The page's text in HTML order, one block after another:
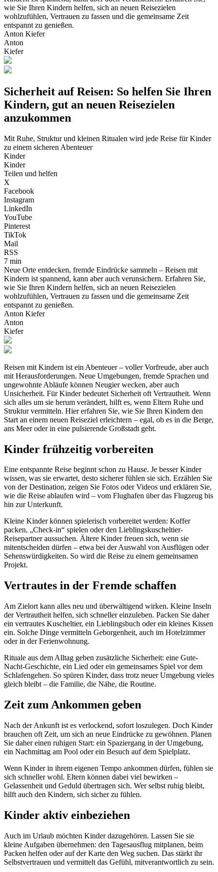
wie Sie Ihren Kindern helfen, sich an neuen Reisezielen
wohlzufühlen, Vertrauen zu fassen und die gemeinsame Zeit
entspannt zu genießen.
Anton Kiefer
Anton
Kiefer
Sicherheit auf Reisen: So helfen Sie Ihren
Kindern, gut an neuen Reisezielen
anzukommen
Mit Ruhe, Struktur und kleinen Ritualen wird jede Reise für Kinder
zu einem sicheren Abenteuer
Kinder
Kinder
Teilen und helfen
X
Facebook
Instagram
LinkedIn
YouTube
Pinterest
TikTok
Mail
RSS
7 min
Neue Orte entdecken, fremde Eindrücke sammeln – Reisen mit
Kindern ist spannend, kann aber auch verunsichern. Erfahren Sie,
wie Sie Ihren Kindern helfen, sich an neuen Reisezielen
wohlzufühlen, Vertrauen zu fassen und die gemeinsame Zeit
entspannt zu genießen.
Anton Kiefer
Anton
Kiefer
Reisen mit Kindern ist ein Abenteuer – voller Vorfreude, aber auch
mit Herausforderungen. Neue Umgebungen, fremde Sprachen und
ungewohnte Abläufe können Neugier wecken, aber auch
Unsicherheit. Für Kinder bedeutet Sicherheit oft Vertrautheit. Wenn
sich alles um sie herum verändert, hilft es, wenn Eltern Ruhe und
Struktur vermitteln. Hier erfahren Sie, wie Sie Ihren Kindern den
Start an einem neuen Reiseziel erleichtern – egal, ob es in die Berge,
ans Meer oder in eine pulsierende Großstadt geht.
Kinder frühzeitig vorbereiten
Eine entspannte Reise beginnt schon zu Hause. Je besser Kinder
wissen, was sie erwartet, desto sicherer fühlen sie sich. Erzählen Sie
von der Destination, zeigen Sie Fotos oder Videos und erklären Sie,
wie die Reise ablaufen wird – vom Flughafen über das Flugzeug bis
hin zur Unterkunft.
Kleine Kinder können spielerisch vorbereitet werden: Koffer
packen, „Check-in“ spielen oder den Lieblingskuscheltier-
Reisepartner aussuchen. Ältere Kinder freuen sich, wenn sie
mitentscheiden dürfen – etwa bei der Auswahl von Ausflügen oder
Sehenswürdigkeiten. So wird die Reise zu einem gemeinsamen
Projekt.
Vertrautes in der Fremde schaffen
Am Zielort kann alles neu und überwältigend wirken. Kleine Inseln
der Vertrautheit helfen, sich schneller einzuleben. Packen Sie daher
ein vertrautes Kuscheltier, ein Lieblingsbuch oder ein kleines Kissen
ein. Solche Dinge vermitteln Geborgenheit, auch im Hotelzimmer
oder in der Ferienwohnung.
Rituale aus dem Alltag geben zusätzliche Sicherheit: eine Gute-
Nacht-Geschichte, ein Lied oder ein gemeinsames Spiel vor dem
Schlafengehen. So spüren Kinder, dass trotz neuer Umgebung vieles
gleich bleibt – die Familie, die Nähe, die Routine.
Zeit zum Ankommen geben
Nach der Ankunft ist es verlockend, sofort loszulegen. Doch Kinder
brauchen oft Zeit, um sich an neue Eindrücke zu gewöhnen. Planen
Sie daher einen ruhigen Start: ein Spaziergang in der Umgebung,
ein Nachmittag am Pool oder ein Besuch auf dem Spielplatz.
Wenn Kinder in ihrem eigenen Tempo ankommen dürfen, fühlen sie
sich schneller wohl. Eltern können dabei viel bewirken –
Gelassenheit und Geduld übertragen sich. Wer selbst ruhig bleibt,
hilft auch den Kindern, sich sicher zu fühlen.
Kinder aktiv einbeziehen
Auch im Urlaub möchten Kinder dazugehören. Lassen Sie sie
kleine Aufgaben übernehmen: den Tagesausflug mitplanen, beim
Packen helfen oder auf der Karte den Weg suchen. Das stärkt ihr
Selbstvertrauen und vermittelt das Gefühl, mitverantwortlich zu sein.